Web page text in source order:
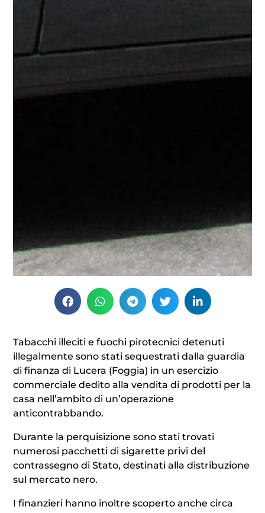
Tabacchi illeciti e fuochi pirotecnici detenuti
illegalmente sono stati sequestrati dalla guardia
di finanza di Lucera (Foggia) in un esercizio
commerciale dedito alla vendita di prodotti per la
casa nell’ambito di un’operazione
anticontrabbando.
Durante la perquisizione sono stati trovati
numerosi pacchetti di sigarette privi del
contrassegno di Stato, destinati alla distribuzione
sul mercato nero.
I finanzieri hanno inoltre scoperto anche circa